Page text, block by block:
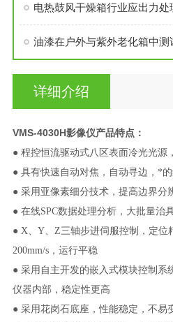
电热鼓风干燥箱行业应出力处
油漆在户外与紫外老化箱中测
详细介绍
VMS-4030H影像仪产品特点：
● 程控恒流驱动式八区表面冷光光源
● 具有快速自动对焦，自动寻边，*
● 采用亚像素细分技术，提高边界分
● 在线SPC数据处理分析，大批量治
● X、Y、Z三轴步进伺服控制，定位
200mm/s，运行平稳
● 采用自主开发的嵌入式模块控制系
仪器内部，稳定性更高
● 采用花岗石底座，性能稳定，不易